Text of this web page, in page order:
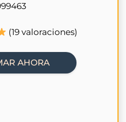
(19 valoraciones)
AHORA